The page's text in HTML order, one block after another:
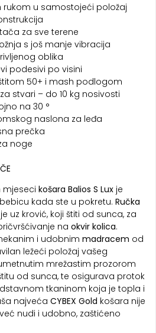
rukom u samostojeći položaj
za sve terene
s još manje vibracija
oblika
podesivi po visini
50+ i mash podlogom
stvari – do 10 kg nosivosti
na 30 °
naslona za leđa
prečka
noge
mjeseci košara Balios S Lux je
kada ste u pokretu. Ručka
uz krović, koji štiti od sunca, za
na okvir kolica.
i udobnim madracem od
ležeći položaj vašeg
mrežastim prozorom
od sunca, te osigurava protok
tkaninom koja je topla i
najveća CYBEX Gold košara nije
nudi i udobno, zaštićeno